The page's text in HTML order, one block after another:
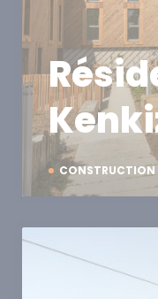
CONSTRUCTION